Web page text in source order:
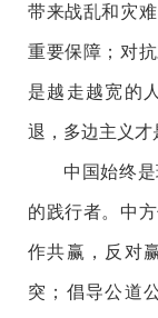
带来战乱和灾
重要保障；对
是越走越宽的
退，多边主义才
中国始终
的践行者。中
作共赢，反对
突；倡导公道